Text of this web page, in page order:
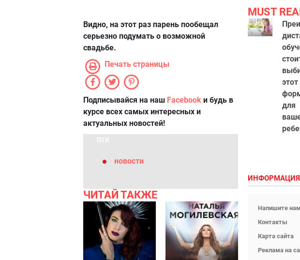
Видно, на этот раз парень пообещал
серьезно подумать о возможной
свадьбе.
Печать страницы
Подписывайся на наш Facebook и будь в
курсе всех самых интересных и
актуальных новостей!
ТЕГИ
новости
ЧИТАЙ ТАКЖЕ
MUST
этот
для
ИНФОРМАЦИЯ
Напишите нам
Контакты
Карта сайта
Реклама на